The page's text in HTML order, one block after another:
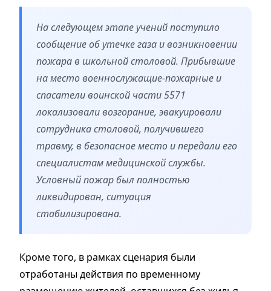
На следующем этапе учений поступило
сообщение об утечке газа и возникновении
пожара в школьной столовой. Прибывшие
на место военнослужащие-пожарные и
спасатели воинской части 5571
локализовали возгорание, эвакуировали
сотрудника столовой, получившего
травму, в безопасное место и передали его
специалистам медицинской службы.
Условный пожар был полностью
ликвидирован, ситуация
стабилизирована.
Кроме того, в рамках сценария были
отработаны действия по временному